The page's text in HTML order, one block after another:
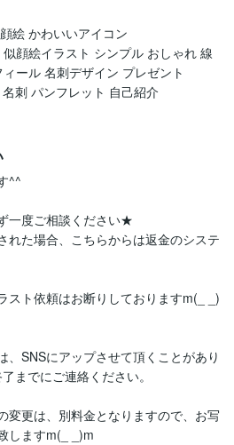
絵 かわいいアイコン
顔絵イラスト シンプル おしゃれ 線
ール 名刺デザイン プレゼント
刺 パンフレット 自己紹介
^^
一度ご相談ください★
れた場合、こちらからは返金のシステ
ト依頼はお断りしておりますm(_ _)
SNSにアップさせて頂くことがあり
までにご連絡ください。
更は、別料金となりますので、お写
しますm(_ _)m